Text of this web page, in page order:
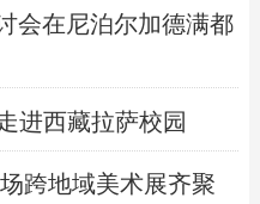
会在尼泊尔加德满都
进西藏拉萨校园
跨地域美术展齐聚